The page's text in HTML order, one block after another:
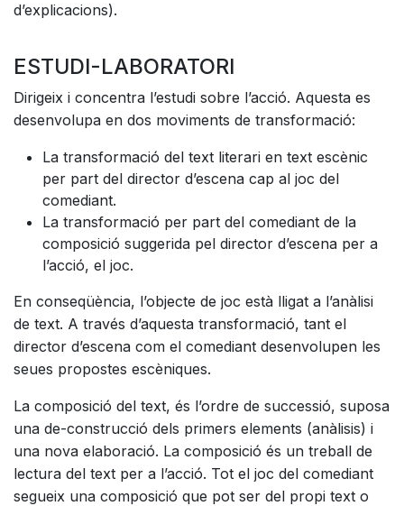
d’explicacions).
ESTUDI-LABORATORI
Dirigeix i concentra l’estudi sobre l’acció. Aquesta es
desenvolupa en dos moviments de transformació:
La transformació del text literari en text escènic
per part del director d’escena cap al joc del
comediant.
La transformació per part del comediant de la
composició suggerida pel director d’escena per a
l’acció, el joc.
En conseqüència, l’objecte de joc està lligat a l’anàlisi
de text. A través d’aquesta transformació, tant el
director d’escena com el comediant desenvolupen les
seues propostes escèniques.
La composició del text, és l’ordre de successió, suposa
una de-construcció dels primers elements (anàlisis) i
una nova elaboració. La composició és un treball de
lectura del text per a l’acció. Tot el joc del comediant
segueix una composició que pot ser del propi text o